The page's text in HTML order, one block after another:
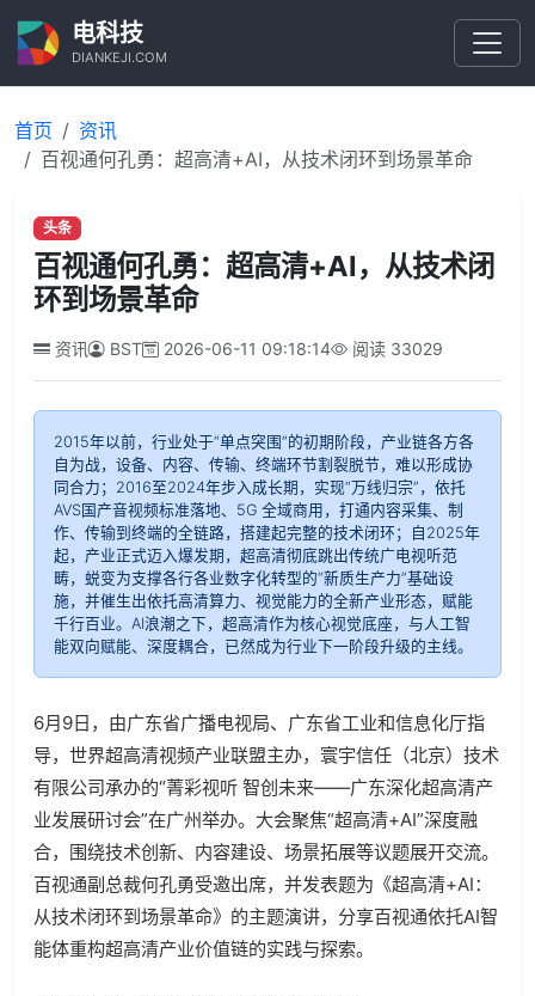
电科技
DIANKEJI.COM
首页
资讯
百视通何孔勇：超高清+AI，从技术闭环到场景革命
头条
百视通何孔勇：超高清+AI，从技术闭
环到场景革命
资讯 BST 2026-06-11 09:18:14 阅读 33029
2015年以前，行业处于“单点突围”的初期阶段，产业链各方各
自为战，设备、内容、传输、终端环节割裂脱节，难以形成协
同合力；2016至2024年步入成长期，实现“万线归宗”，依托
AVS国产音视频标准落地、5G 全域商用，打通内容采集、制
作、传输到终端的全链路，搭建起完整的技术闭环；自2025年
起，产业正式迈入爆发期，超高清彻底跳出传统广电视听范
畴，蜕变为支撑各行各业数字化转型的“新质生产力”基础设
施，并催生出依托高清算力、视觉能力的全新产业形态，赋能
千行百业。AI浪潮之下，超高清作为核心视觉底座，与人工智
能双向赋能、深度耦合，已然成为行业下一阶段升级的主线。
6月9日，由广东省广播电视局、广东省工业和信息化厅指
导，世界超高清视频产业联盟主办，寰宇信任（北京）技术
有限公司承办的“菁彩视听 智创未来——广东深化超高清产
业发展研讨会”在广州举办。大会聚焦“超高清+AI”深度融
合，围绕技术创新、内容建设、场景拓展等议题展开交流。
百视通副总裁何孔勇受邀出席，并发表题为《超高清+AI：
从技术闭环到场景革命》的主题演讲，分享百视通依托AI智
能体重构超高清产业价值链的实践与探索。